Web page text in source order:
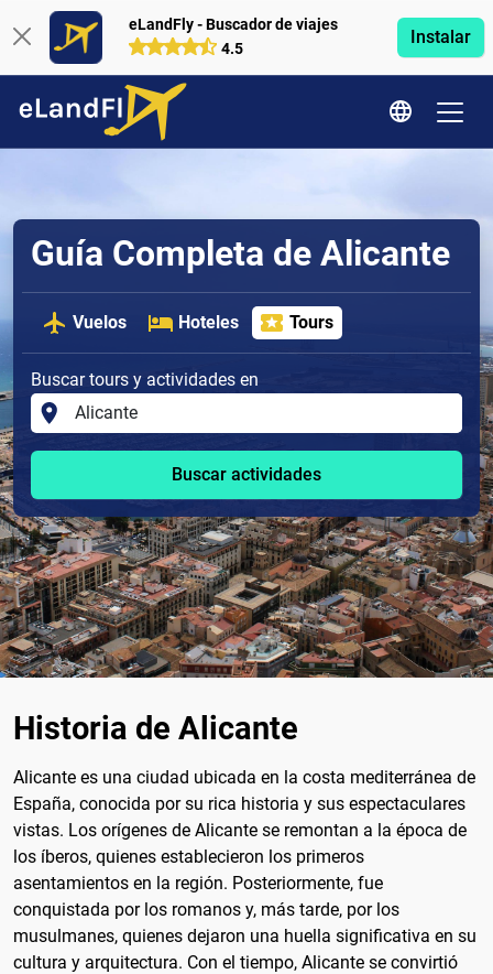
eLandFly - Buscador de viajes
4.5
Instalar
Guía Completa de Alicante
Vuelos Hoteles Tours
Buscar tours y actividades en
Buscar actividades
Historia de Alicante
Alicante es una ciudad ubicada en la costa mediterránea de
España, conocida por su rica historia y sus espectaculares
vistas. Los orígenes de Alicante se remontan a la época de
los íberos, quienes establecieron los primeros
asentamientos en la región. Posteriormente, fue
conquistada por los romanos y, más tarde, por los
musulmanes, quienes dejaron una huella significativa en su
cultura y arquitectura. Con el tiempo, Alicante se convirtió